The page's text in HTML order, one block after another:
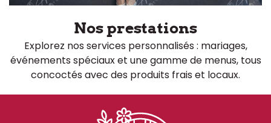
Nos prestations
Explorez nos services personnalisés : mariages,
événements spéciaux et une gamme de menus, tous
concoctés avec des produits frais et locaux.